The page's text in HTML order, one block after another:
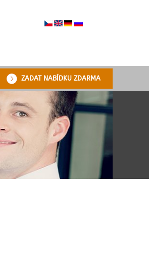
ZADAT NABÍDKU ZDARMA